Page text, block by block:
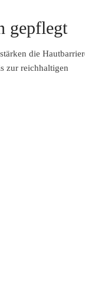
gepflegt
die
zur reichhaltigen